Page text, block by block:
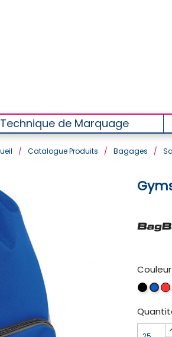
Technique de Marquage
/ Catalogue Produits / Bagages /
Couleur
Black